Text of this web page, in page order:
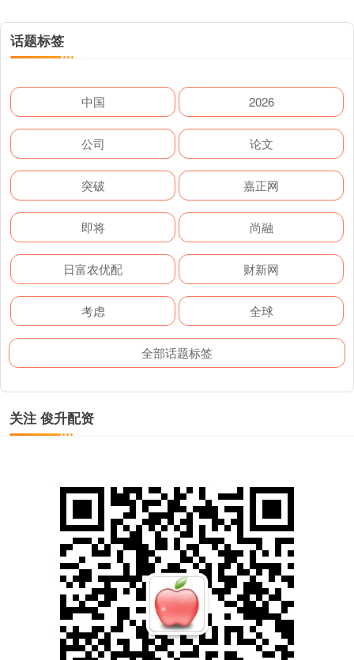
话题标签
中国 2026
公司 论文
突破 嘉正网
即将 尚融
日富农优配 财新网
考虑 全球
全部话题标签
关注 俊升配资